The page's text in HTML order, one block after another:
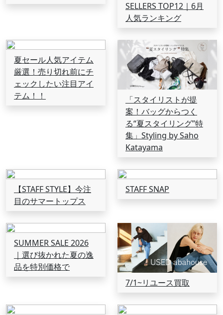
SELLERS TOP12｜6月
人気ランキング
夏セール人気アイテム
厳選！売り切れ前にチ
ェックしたい注目アイ
テム！！
「スタイリストが提
案！バッグからつく
る“夏スタイリング”特
集」Styling by Saho
Katayama
【STAFF STYLE】今注
目のサマートップス
STAFF SNAP
SUMMER SALE 2026
｜選び抜かれた夏の逸
品を特別価格で
7/1~リユース買取